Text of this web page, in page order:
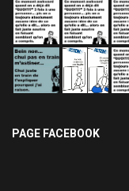
PAGE FACEBOOK